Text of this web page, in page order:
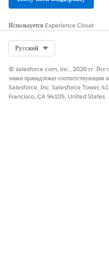
представителя. Он обновляет
ЭТА СТАТЬЯ
Оставьте свой отзыв,
Да
Используется Experience Cloud
Русский
© salesforce.com, inc., 2026 гг. Все
знаки принадлежат соответствующим
Salesforce, Inc. Salesforce Tower,
Francisco, CA 94105, United States